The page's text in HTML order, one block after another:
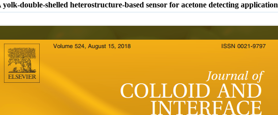
yolk-double-shelled heterostructure-based sensor for acetone detecting application